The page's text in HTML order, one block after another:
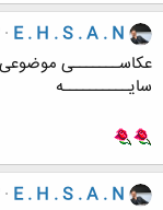
E . H . S . A . N
سایــــــــــه
E . H . S . A . N